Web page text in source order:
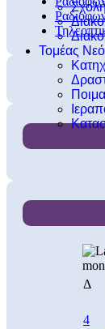
Τομέας
Δ
4